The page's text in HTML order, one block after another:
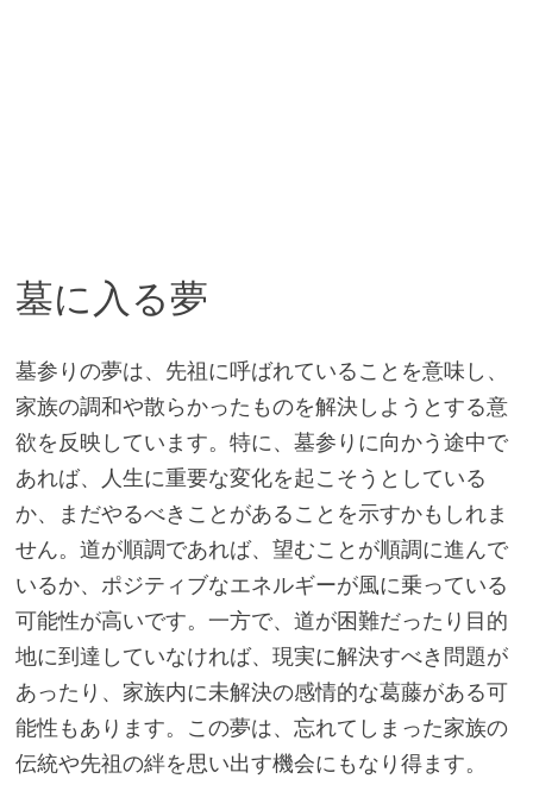
墓に入る夢
墓参りの夢は、先祖に呼ばれていることを意味し、
家族の調和や散らかったものを解決しようとする意
欲を反映しています。特に、墓参りに向かう途中で
あれば、人生に重要な変化を起こそうとしている
か、まだやるべきことがあることを示すかもしれま
せん。道が順調であれば、望むことが順調に進んで
いるか、ポジティブなエネルギーが風に乗っている
可能性が高いです。一方で、道が困難だったり目的
地に到達していなければ、現実に解決すべき問題が
あったり、家族内に未解決の感情的な葛藤がある可
能性もあります。この夢は、忘れてしまった家族の
伝統や先祖の絆を思い出す機会にもなり得ます。